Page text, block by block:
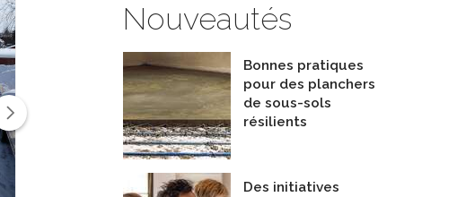
Nouveautés
Bonnes pratiques
pour des planchers
de sous-sols
résilients
Des initiatives